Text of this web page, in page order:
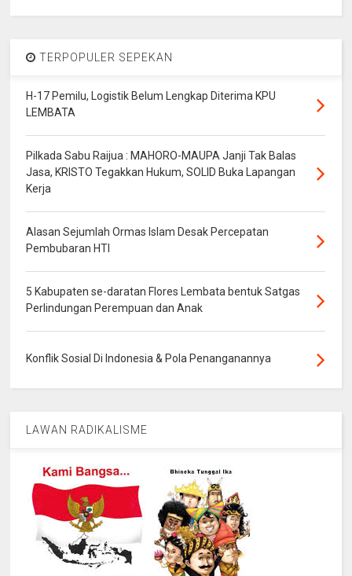
TERPOPULER SEPEKAN
H-17 Pemilu, Logistik Belum Lengkap Diterima KPU
LEMBATA
Pilkada Sabu Raijua : MAHORO-MAUPA Janji Tak Balas
Jasa, KRISTO Tegakkan Hukum, SOLID Buka Lapangan
Kerja
Alasan Sejumlah Ormas Islam Desak Percepatan
Pembubaran HTI
5 Kabupaten se-daratan Flores Lembata bentuk Satgas
Perlindungan Perempuan dan Anak
Konflik Sosial Di Indonesia & Pola Penanganannya
LAWAN RADIKALISME